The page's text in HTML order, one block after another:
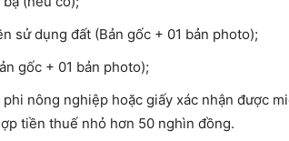
sử dụng đất (Bản gốc + 01 bản photo);
gốc + 01 bản photo);
nông nghiệp hoặc giấy xác nhận được
tiền thuế nhỏ hơn 50 nghìn đồng.